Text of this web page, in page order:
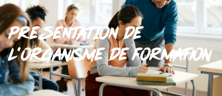
PRESENTATION DE
L'organisme de formation